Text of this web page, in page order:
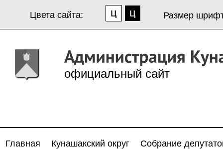
Цвета сайта: Размер
официальный сайт
Главная Кунашакский округ
Собрание